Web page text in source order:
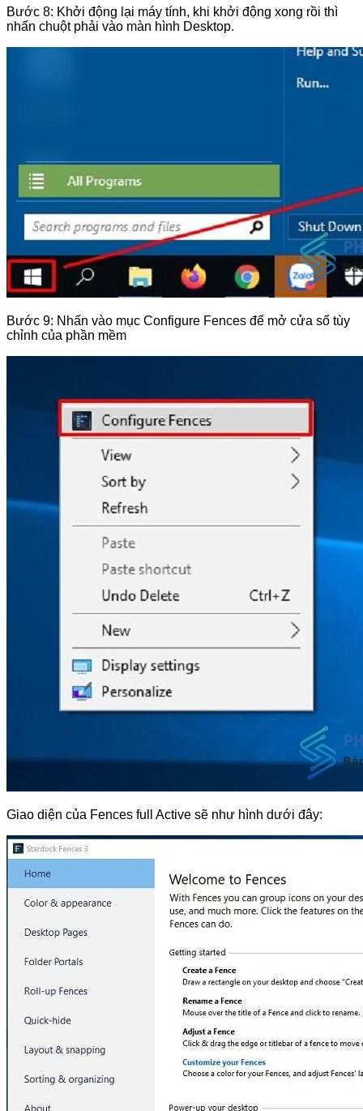
Bước 8: Khởi động lại máy tính, khi khởi động xong rồi thì
nhấn chuột phải vào màn hình Desktop.
Bước 9: Nhấn vào mục Configure Fences để mở cửa sổ tùy
chỉnh của phần mềm
Giao diện của Fences full Active sẽ như hình dưới đây: